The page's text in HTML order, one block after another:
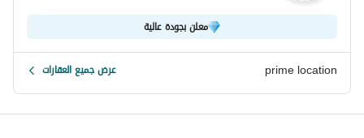
معلن بجودة عالية
prime location عرض جميع العقارات